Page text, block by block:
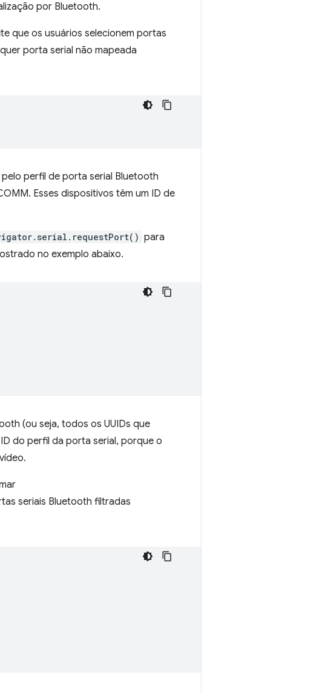
por Bluetooth.
que os usuários selecionem portas
porta serial não mapeada
perfil de porta serial Bluetooth
Esses dispositivos têm um ID de
para
no exemplo abaixo.
(ou seja, todos os UUIDs que
do perfil da porta serial, porque o
seriais Bluetooth filtradas